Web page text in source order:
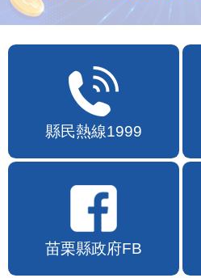
縣民熱線1999
苗栗縣政府FB